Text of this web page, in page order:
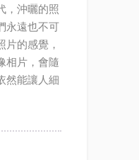
，沖曬的照
永遠也不可
片的感覺，
相片，會隨
然能讓人細